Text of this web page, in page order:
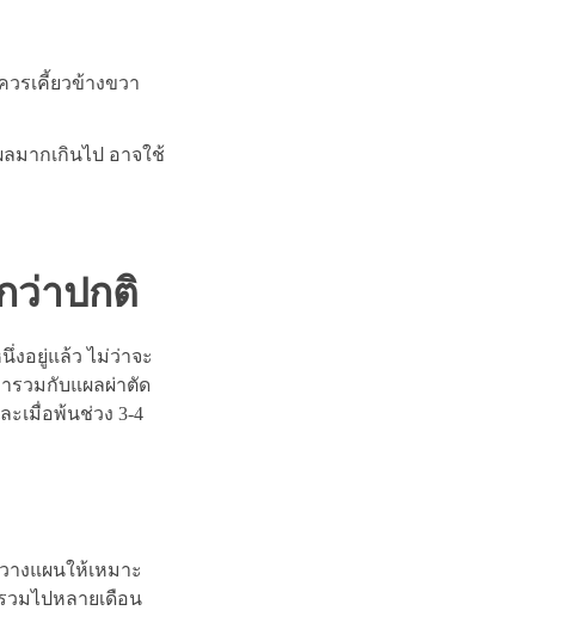
รเคี้ยวข้างขวา
มากเกินไป อาจใช้
ว่าปกติ
งอยู่แล้ว ไม่ว่าจะ
รวมกับแผลผ่าตัด
เมื่อพ้นช่วง 3-4
งแผนให้เหมาะ
วมไปหลายเดือน